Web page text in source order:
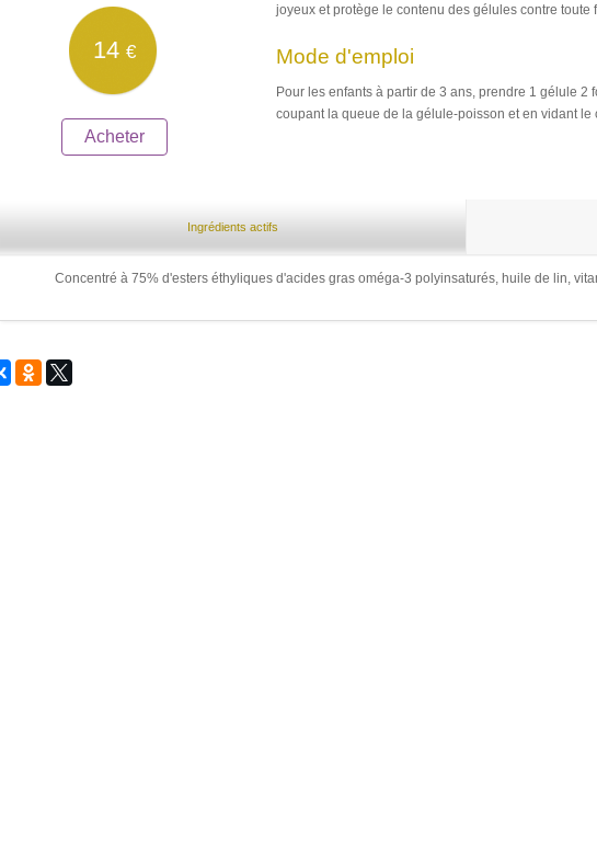
14 €
Acheter
joyeux et protège le contenu des gélules contre toute
Mode d'emploi
Pour les enfants à partir de 3 ans, prendre 1 gélule
coupant la queue de la gélule-poisson et en vidant le
Ingrédients actifs
Concentré à 75% d'esters éthyliques d'acides gras oméga-3 polyinsaturés, huile de lin,